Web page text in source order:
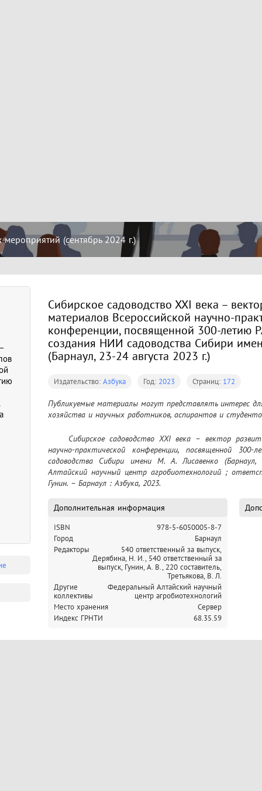
(сентябрь 2024 г.)
Сибирское садоводство ХХI века –
материалов Всероссийской научно-
конференции, посвященной 300-летию
создания НИИ садоводства Сибири
(Барнаул, 23-24 августа 2023 г.)
Издательство: Азбука Год: 2023 Страниц: 172
Публикуемые материалы могут представлять интерес
хозяйства и научных работников, аспирантов и
научно-практической конференции, посвященной
садоводства Сибири имени М. А. Лисавенко
Алтайский научный центр агробиотехнологий ;
Гунин. – Барнаул : Азбука, 2023.
Дополнительная информация
ISBN
978-5-6050005-8-7
Город
Барнаул
Редакторы
540 ответственный за выпуск,
Дерябина, Н. И., 540 ответственный за
выпуск, Гунин, А. В., 220 составитель,
Третьякова, В. Л.
Другие
коллективы
Федеральный Алтайский научный
центр агробиотехнологий
Место хранения
Сервер
Индекс ГРНТИ
68.35.59